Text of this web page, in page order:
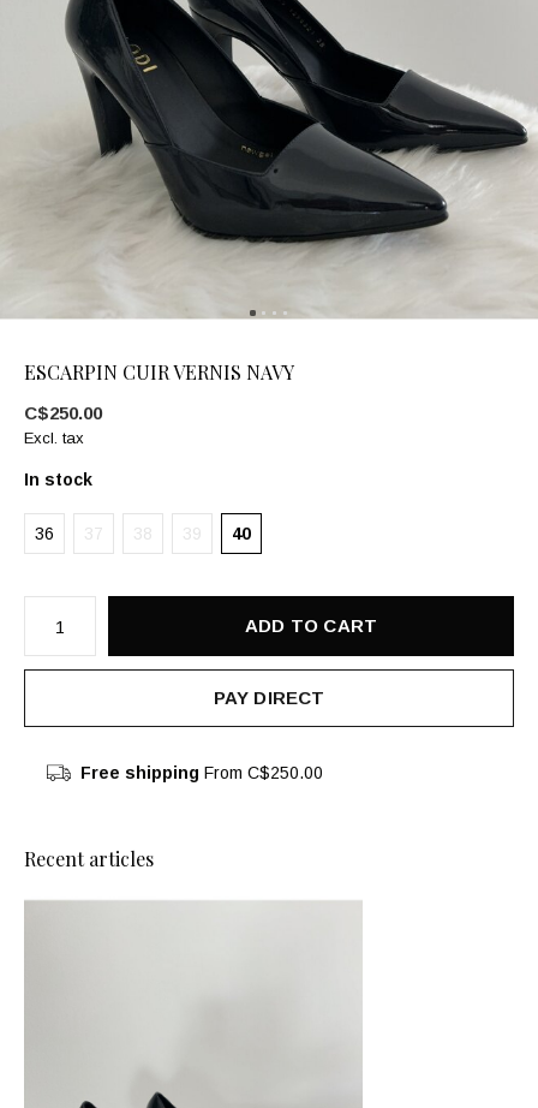
ESCARPIN CUIR VERNIS NAVY
C$250.00
Excl. tax
In stock
36 37 38 39 40
ADD TO CART
PAY DIRECT
Free shipping From C$250.00
Recent articles